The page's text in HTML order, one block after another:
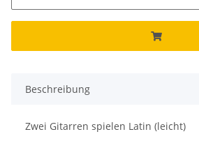
Beschreibung
Zwei Gitarren spielen Latin (leicht)